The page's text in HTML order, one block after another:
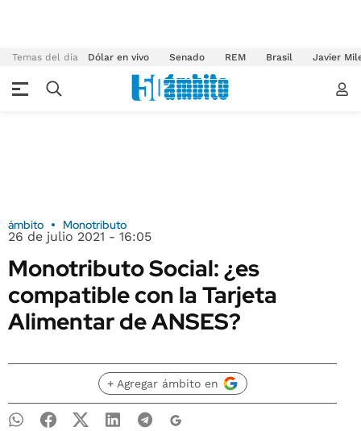
Temas del día Dólar en vivo Senado REM Brasil Javier
ámbito Monotributo
26 de julio 2021 - 16:05
Monotributo Social: ¿es
compatible con la Tarjeta
Alimentar de ANSES?
+ Agregar ámbito en